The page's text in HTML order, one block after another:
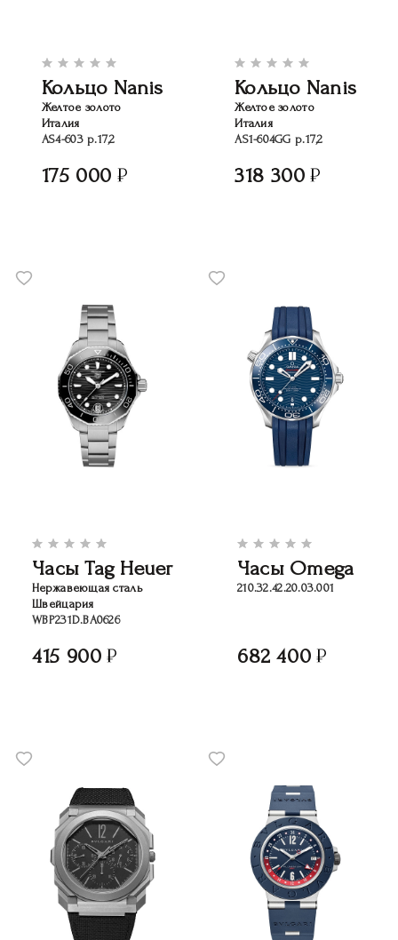
Кольцо Nanis
Желтое золото
Италия
AS4-603 р.17,2
175 000
Кольцо Nanis
Желтое золото
Италия
AS1-604GG р.17,2
318 300
Часы Tag Heuer
Нержавеющая сталь
Швейцария
WBP231D.BA0626
415 900
Часы Omega
210.32.42.20.03.001
682 400